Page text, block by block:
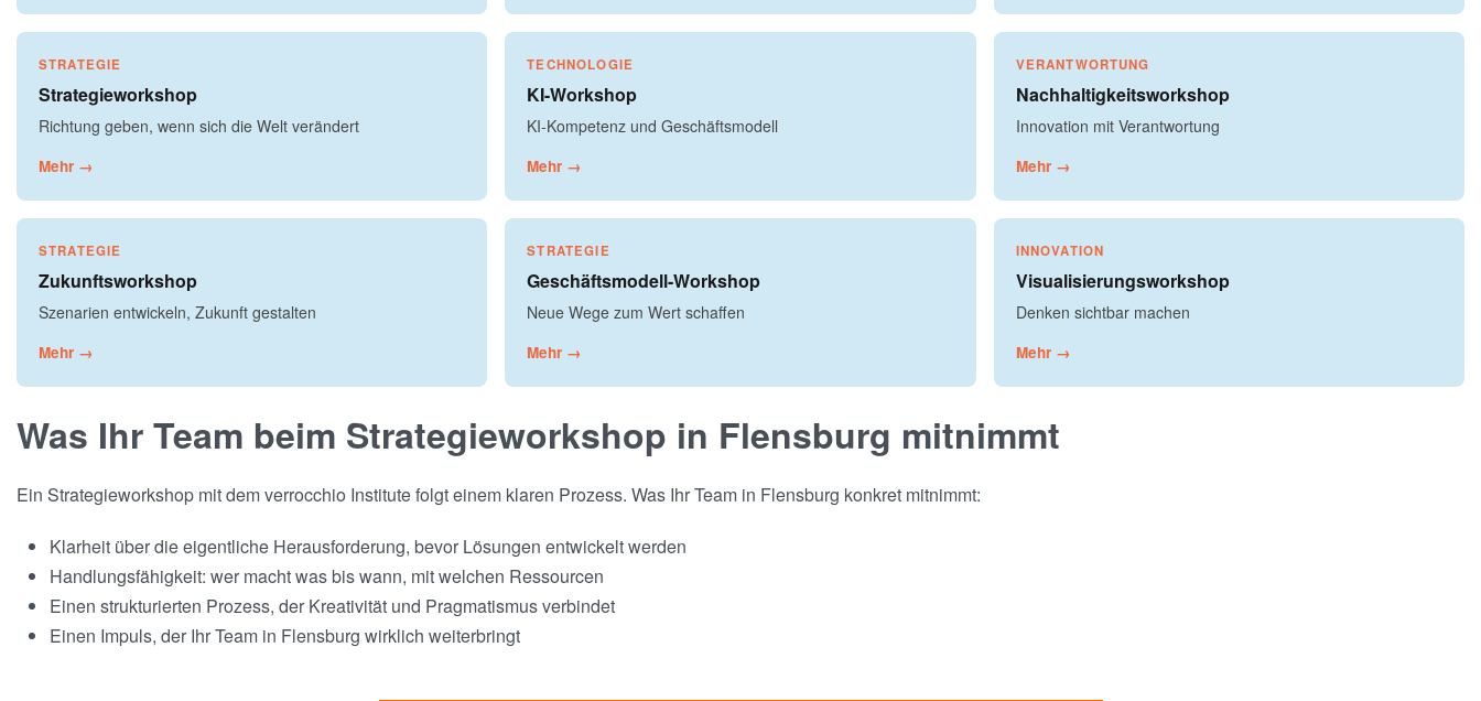
STRATEGIE
Strategieworkshop
Richtung geben, wenn sich die Welt verändert
Mehr →
TECHNOLOGIE
KI-Workshop
KI-Kompetenz und Geschäftsmodell
Mehr →
VERANTWORTUNG
Nachhaltigkeitsworkshop
Innovation mit Verantwortung
Mehr →
STRATEGIE
Zukunftsworkshop
Szenarien entwickeln, Zukunft gestalten
Mehr →
STRATEGIE
Geschäftsmodell-Workshop
Neue Wege zum Wert schaffen
Mehr →
INNOVATION
Visualisierungsworkshop
Denken sichtbar machen
Mehr →
Was Ihr Team beim Strategieworkshop in Flensburg mitnimmt
Ein Strategieworkshop mit dem verrocchio Institute folgt einem klaren Prozess. Was Ihr Team in Flensburg konkret mitnimmt:
Klarheit über die eigentliche Herausforderung, bevor Lösungen entwickelt werden
Handlungsfähigkeit: wer macht was bis wann, mit welchen Ressourcen
Einen strukturierten Prozess, der Kreativität und Pragmatismus verbindet
Einen Impuls, der Ihr Team in Flensburg wirklich weiterbringt